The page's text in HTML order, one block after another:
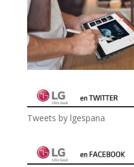
Tweets by lgespana